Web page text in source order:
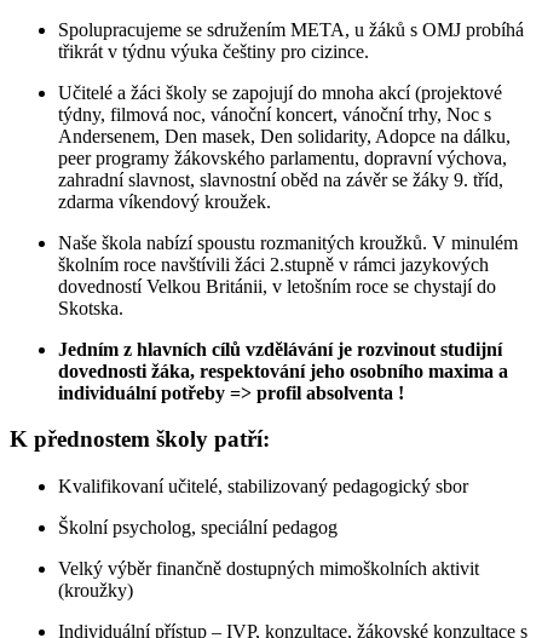
Spolupracujeme se sdružením META, u žáků s OMJ probíhá
třikrát v týdnu výuka češtiny pro cizince.
Učitelé a žáci školy se zapojují do mnoha akcí (projektové
týdny, filmová noc, vánoční koncert, vánoční trhy, Noc s
Andersenem, Den masek, Den solidarity, Adopce na dálku,
peer programy žákovského parlamentu, dopravní výchova,
zahradní slavnost, slavnostní oběd na závěr se žáky 9. tříd,
zdarma víkendový kroužek.
Naše škola nabízí spoustu rozmanitých kroužků. V minulém
školním roce navštívili žáci 2.stupně v rámci jazykových
dovedností Velkou Británii, v letošním roce se chystají do
Skotska.
Jedním z hlavních cílů vzdělávání je rozvinout studijní
dovednosti žáka, respektování jeho osobního maxima a
individuální potřeby => profil absolventa !
K přednostem školy patří:
Kvalifikovaní učitelé, stabilizovaný pedagogický sbor
Školní psycholog, speciální pedagog
Velký výběr finančně dostupných mimoškolních aktivit
(kroužky)
Individuální přístup – IVP, konzultace, žákovské konzultace s